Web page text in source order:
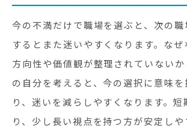
今の不満だけで職場を選ぶと、次の職
するとまた迷いやすくなります。な
方向性や価値観が整理されていない
の自分を考えると、今の選択に意味
り、迷いを減らしやすくなります。短
り、少し長い視点を持つ方が安定しや